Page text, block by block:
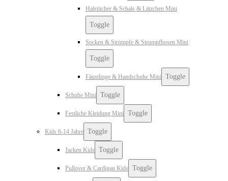
Halstücher & Schals & Lätzchen Mini
Toggle
Socken & Strümpfe & Strumpfhosen Mini
Toggle
Fäustlinge & Handschuhe Mini Toggle
Schuhe Mini Toggle
Festliche Kleidung Mini Toggle
Kids 6-14 Jahre Toggle
Jacken Kids Toggle
Pullover & Cardigan Kids Toggle